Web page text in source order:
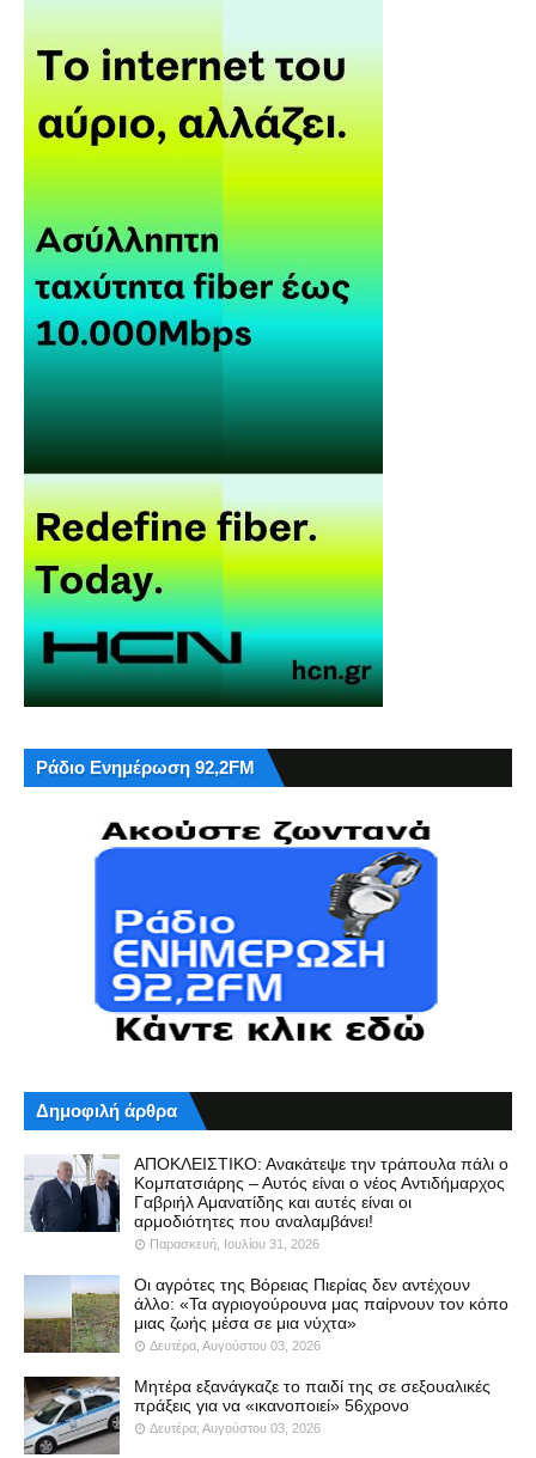
Ράδιο Ενημέρωση 92,2FM
Δημοφιλή άρθρα
ΑΠΟΚΛΕΙΣΤΙΚΟ: Ανακάτεψε την τράπουλα πάλι ο
Κομπατσιάρης – Αυτός είναι ο νέος Αντιδήμαρχος
Γαβριήλ Αμανατίδης και αυτές είναι οι
αρμοδιότητες που αναλαμβάνει!
Παρασκευή, Ιουλίου 31, 2026
Οι αγρότες της Βόρειας Πιερίας δεν αντέχουν
άλλο: «Τα αγριογούρουνα μας παίρνουν τον κόπο
μιας ζωής μέσα σε μια νύχτα»
Δευτέρα, Αυγούστου 03, 2026
Μητέρα εξανάγκαζε το παιδί της σε σεξουαλικές
πράξεις για να «ικανοποιεί» 56χρονο
Δευτέρα, Αυγούστου 03, 2026